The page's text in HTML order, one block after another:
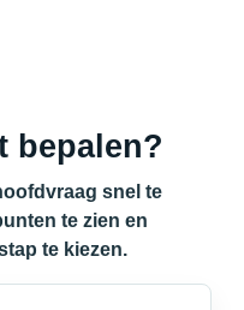
bepalen?
snel te
te zien en
te kiezen.